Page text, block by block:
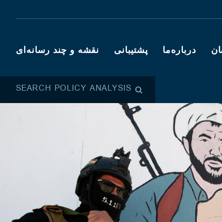
درباره‌ما پشتیبانی نقشه و چند رسانه‌ای
SEARCH POLICY ANALYSIS